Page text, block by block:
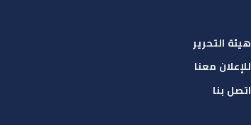
هيئة التحرير
للإعلان معنا
اتصل بنا